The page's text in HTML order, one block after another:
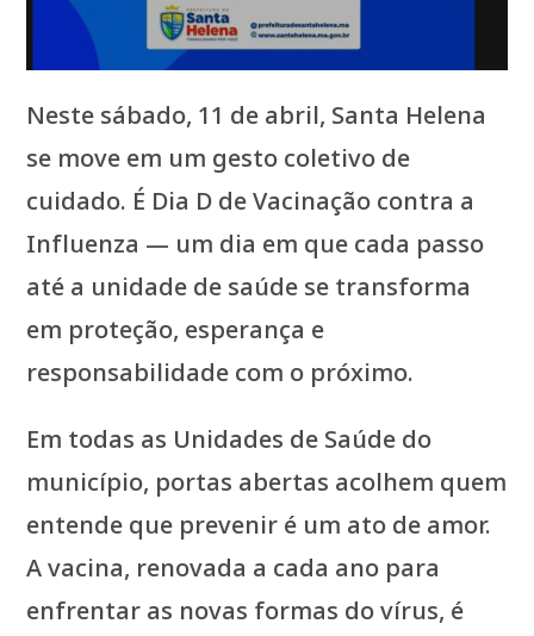
Neste sábado, 11 de abril, Santa Helena
se move em um gesto coletivo de
cuidado. É Dia D de Vacinação contra a
Influenza — um dia em que cada passo
até a unidade de saúde se transforma
em proteção, esperança e
responsabilidade com o próximo.
Em todas as Unidades de Saúde do
município, portas abertas acolhem quem
entende que prevenir é um ato de amor.
A vacina, renovada a cada ano para
enfrentar as novas formas do vírus, é